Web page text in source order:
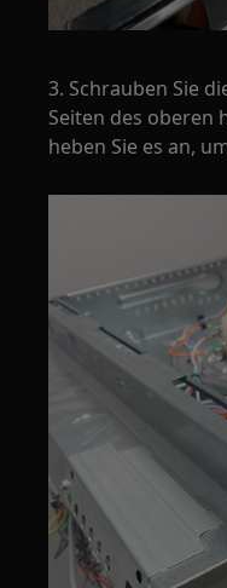
3. Schrauben Sie
Seiten des oberen
heben Sie es an,